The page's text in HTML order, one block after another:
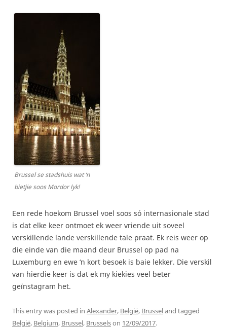
Brussel se stadshuis wat ‘n
bietjie soos Mordor lyk!
Een rede hoekom Brussel voel soos só internasionale stad
is dat elke keer ontmoet ek weer vriende uit soveel
verskillende lande verskillende tale praat. Ek reis weer op
die einde van die maand deur Brussel op pad na
Luxemburg en ewe ‘n kort besoek is baie lekker. Die verskil
van hierdie keer is dat ek my kiekies veel beter
geïnstagram het.
This entry was posted in Alexander, België, Brusseland tagged
België, Belgium, Brussel, Brusselson 12/09/2017.